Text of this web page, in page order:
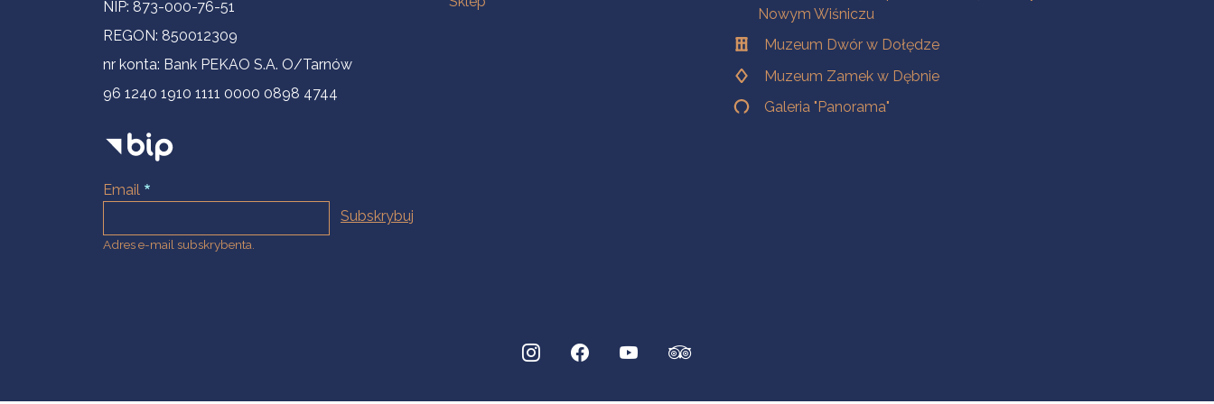
NIP: 873-000-76-51
REGON: 850012309
nr konta: Bank PEKAO S.A. O/Tarnów
96 1240 1910 1111 0000 0898 4744
Email
Adres e-mail subskrybenta.
Nowym Wiśniczu
Muzeum Dwór w Dołędze
Muzeum Zamek w Dębnie
Galeria "Panorama"